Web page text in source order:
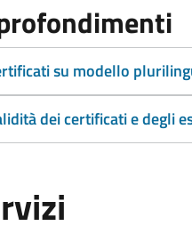
su modello
dei certificati e degli